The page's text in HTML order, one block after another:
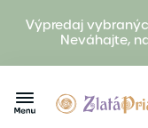
Výpredaj
Neváhajte,